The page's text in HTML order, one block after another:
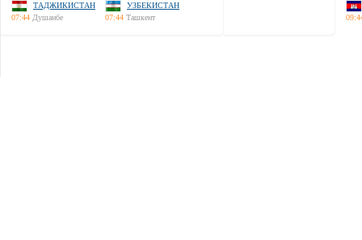
ТАДЖИКИСТАН
07:44 Душанбе
УЗБЕКИСТАН
07:44 Ташкент